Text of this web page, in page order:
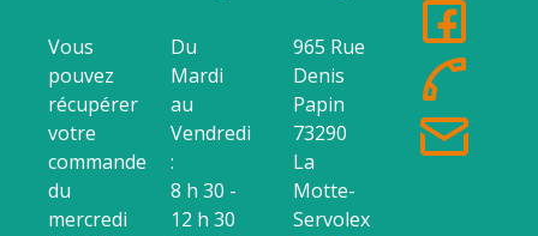
Vous
pouvez
récupérer
votre
commande
du
mercredi
Du
Mardi
au
Vendredi
:
8 h 30 -
12 h 30
965 Rue
Denis
Papin
73290
La
Motte-
Servolex